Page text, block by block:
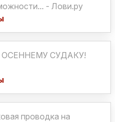
- Лови.ру
СУДАКУ!
проводка на